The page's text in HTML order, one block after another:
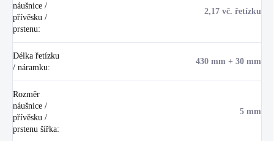
náušnice /
přívěsku /
prstenu:
2,17 vč. řetízku
Délka řetízku
/ náramku:
430 mm + 30 mm
Rozměr
náušnice /
přívěsku /
prstenu šířka:
5 mm